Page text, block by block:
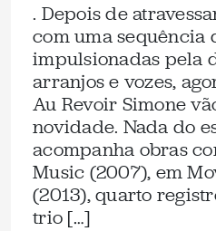
. Depois de
com uma sequência
impulsionadas pela
arranjos e vozes,
Au Revoir Simone
novidade. Nada do
acompanha obras
Music (2007), em
(2013), quarto
trio […]